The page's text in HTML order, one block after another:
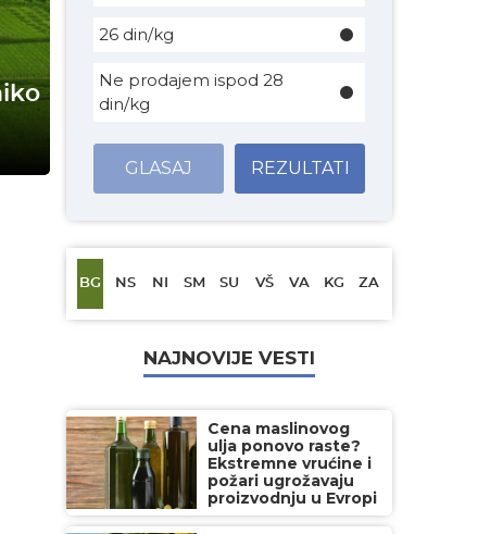
26 din/kg
Ne prodajem ispod 28
din/kg
GLASAJ REZULTATI
BG NS NI SM SU VŠ VA KG ZA
NAJNOVIJE VESTI
Cena maslinovog
ulja ponovo raste?
Ekstremne vrućine i
požari ugrožavaju
proizvodnju u Evropi